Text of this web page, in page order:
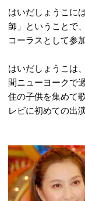
はいだしょうこに
師」ということで
コーラスとして参
はいだしょうこは
間ニューヨークで
住の子供を集めて
レビに初めての出